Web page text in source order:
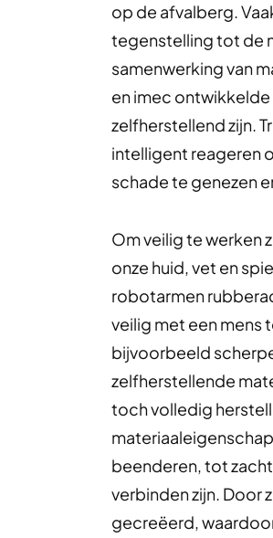
op de afvalberg.
tegenstelling tot de
samenwerking van
en imec
zelfherstellend zijn.
intelligent reageren
schade te genezen
Om veilig te werken
onze huid, vet en
robotarmen
veilig met een mens
bijvoorbeeld
zelfherstellende
toch volledig
beenderen, tot
verbinden zijn. Door
gecreëerd,